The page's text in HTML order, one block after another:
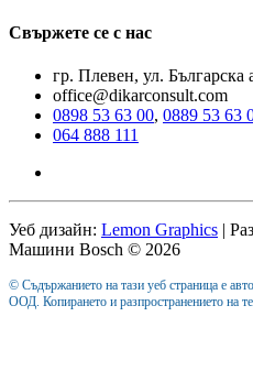
Свържете се с нас
гр. Плевен, ул. Българска
office@dikarconsult.com
0898 53 63 00, 0889 53 63
064 888 111
Уеб дизайн: Lemon Graphics |
Машини Bosch © 2026
© Съдържанието на тази уеб страница е
ООД. Копирането и разпространението на